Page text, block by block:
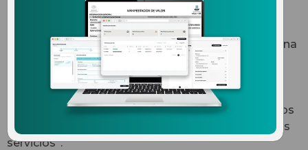
El SAT define al agente aduanal como: “una persona
física a quien la Secretaría de Hacienda y Crédito
Público autoriza mediante una patente, para
promover por cuenta ajena el despacho de las
mercancías, en los diferentes regímenes aduaneros
previstos en la Ley Aduanera de quien contrate sus
servicios”.